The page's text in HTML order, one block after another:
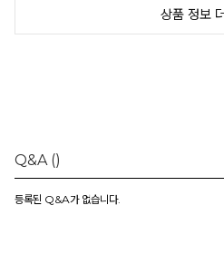
상품 정보
Q&A ()
등록된 Q&A가 없습니다.